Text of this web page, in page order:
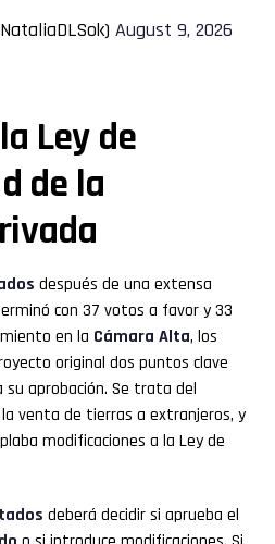
August 9, 2026
Ley de
de la
después de una extensa
con 37 votos a favor y 33
en la Cámara Alta, los
original dos puntos clave
aprobación. Se trata del
venta de tierras a extranjeros, y
modificaciones a la Ley de
deberá decidir si aprueba el